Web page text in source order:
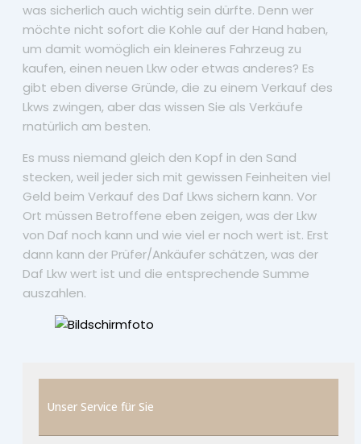
was sicherlich auch wichtig sein dürfte. Denn wer
möchte nicht sofort die Kohle auf der Hand haben,
um damit womöglich ein kleineres Fahrzeug zu
kaufen, einen neuen Lkw oder etwas anderes? Es
gibt eben diverse Gründe, die zu einem Verkauf des
Lkws zwingen, aber das wissen Sie als Verkäufe
rnatürlich am besten.
Es muss niemand gleich den Kopf in den Sand
stecken, weil jeder sich mit gewissen Feinheiten viel
Geld beim Verkauf des Daf Lkws sichern kann. Vor
Ort müssen Betroffene eben zeigen, was der Lkw
von Daf noch kann und wie viel er noch wert ist. Erst
dann kann der Prüfer/Ankäufer schätzen, was der
Daf Lkw wert ist und die entsprechende Summe
auszahlen.
Unser Service für Sie